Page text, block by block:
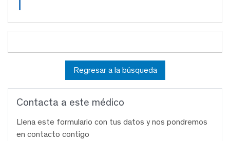
Regresar a la búsqueda
Contacta a este médico
Llena este formulario con tus datos y nos pondremos
en contacto contigo